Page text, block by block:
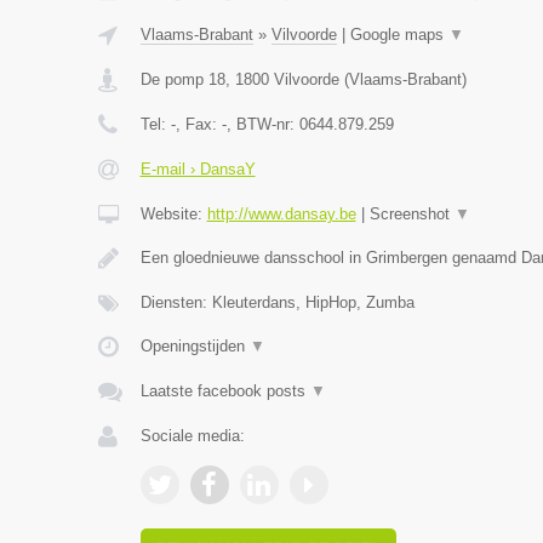
Vlaams-Brabant» Vilvoorde| Google maps ▼
De pomp 18, 1800 Vilvoorde(Vlaams-Brabant)
Tel: -, Fax: -, BTW-nr: 0644.879.259
E-mail › DansaY
Website: http://www.dansay.be| Screenshot ▼
Een gloednieuwe dansschool in Grimbergen genaamd
Diensten: Kleuterdans, HipHop, Zumba
Openingstijden ▼
Laatste facebook posts ▼
Sociale media: